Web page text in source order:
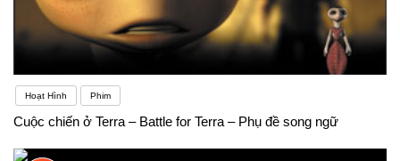
Hoạt Hình Phim
Cuộc chiến ở Terra – Battle for Terra – Phụ đề song ngữ